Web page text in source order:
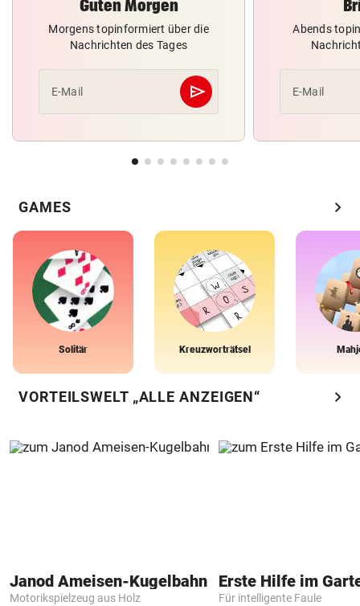
Guten Morgen
Morgens topinformiert über die
Nachrichten des Tages
E-Mail send
Abschicken
Abends
E-Mail
GAMES chevron_right
Solitär Kreuzworträtsel
VORTEILSWELT „ALLE ANZEIGEN“ chevron_right
Janod Ameisen-Kugelbahn
Motorikspielzeug aus Holz
Erste Hilfe im
Für intelligente Faule